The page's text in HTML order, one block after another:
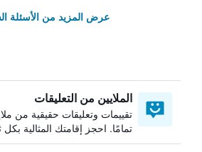
عرض المزيد من الأسئلة
الملايين من التعليقات
تقييمات وتعليقات حقيقية من
تمامًا. احجز إقامتك المثالية بكل